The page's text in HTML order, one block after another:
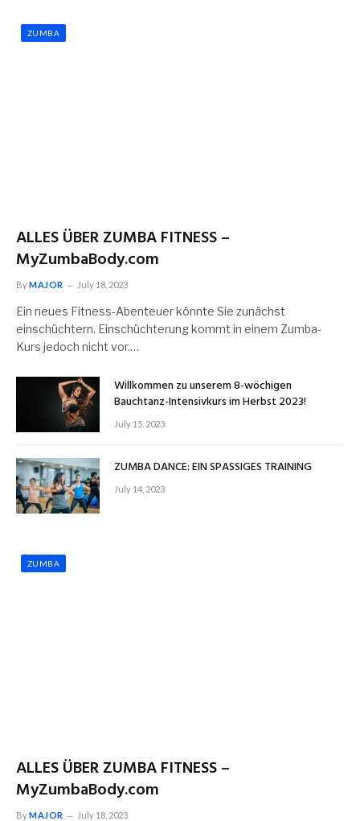
ZUMBA
ALLES ÜBER ZUMBA FITNESS –
MyZumbaBody.com
ByMAJOR July 18, 2023
Ein neues Fitness-Abenteuer könnte Sie zunächst
einschüchtern. Einschüchterung kommt in einem Zumba-
Kurs jedoch nicht vor.…
Willkommen zu unserem 8-wöchigen
Bauchtanz-Intensivkurs im Herbst 2023!
July 15, 2023
ZUMBA DANCE: EIN SPASSIGES TRAINING
July 14, 2023
ZUMBA
ALLES ÜBER ZUMBA FITNESS –
MyZumbaBody.com
ByMAJOR July 18, 2023